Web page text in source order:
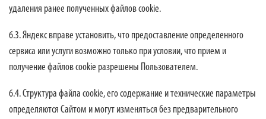
удаления ранее полученных файлов cookie.
6.3. Яндекс вправе установить, что предоставление определенного
сервиса или услуги возможно только при условии, что прием и
получение файлов cookie разрешены Пользователем.
6.4. Структура файла cookie, его содержание и технические параметры
определяются Сайтом и могут изменяться без предварительного